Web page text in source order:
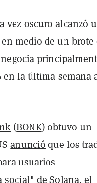
vez oscuro alcanzó
medio de un brote
la última semana
(BONK) obtuvo un
anunció que los
usuarios
social" de Solana, el